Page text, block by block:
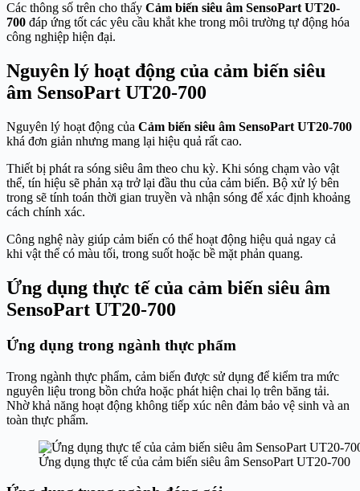
Các thông số trên cho thấy Cảm biến siêu âm SensoPart UT20-
700 đáp ứng tốt các yêu cầu khắt khe trong môi trường tự động hóa
công nghiệp hiện đại.
Nguyên lý hoạt động của cảm biến siêu
âm SensoPart UT20-700
Nguyên lý hoạt động của Cảm biến siêu âm SensoPart UT20-700
khá đơn giản nhưng mang lại hiệu quả rất cao.
Thiết bị phát ra sóng siêu âm theo chu kỳ. Khi sóng chạm vào vật
thể, tín hiệu sẽ phản xạ trở lại đầu thu của cảm biến. Bộ xử lý bên
trong sẽ tính toán thời gian truyền và nhận sóng để xác định khoảng
cách chính xác.
Công nghệ này giúp cảm biến có thể hoạt động hiệu quả ngay cả
khi vật thể có màu tối, trong suốt hoặc bề mặt phản quang.
Ứng dụng thực tế của cảm biến siêu âm
SensoPart UT20-700
Ứng dụng trong ngành thực phẩm
Trong ngành thực phẩm, cảm biến được sử dụng để kiểm tra mức
nguyên liệu trong bồn chứa hoặc phát hiện chai lọ trên băng tải.
Nhờ khả năng hoạt động không tiếp xúc nên đảm bảo vệ sinh và an
toàn thực phẩm.
Ứng dụng thực tế của cảm biến siêu âm SensoPart UT20-700